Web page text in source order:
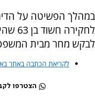
במהלך הפשיטה על
לבקש מחר מבית
לקריאת הכתבה באתר
הצטרפו